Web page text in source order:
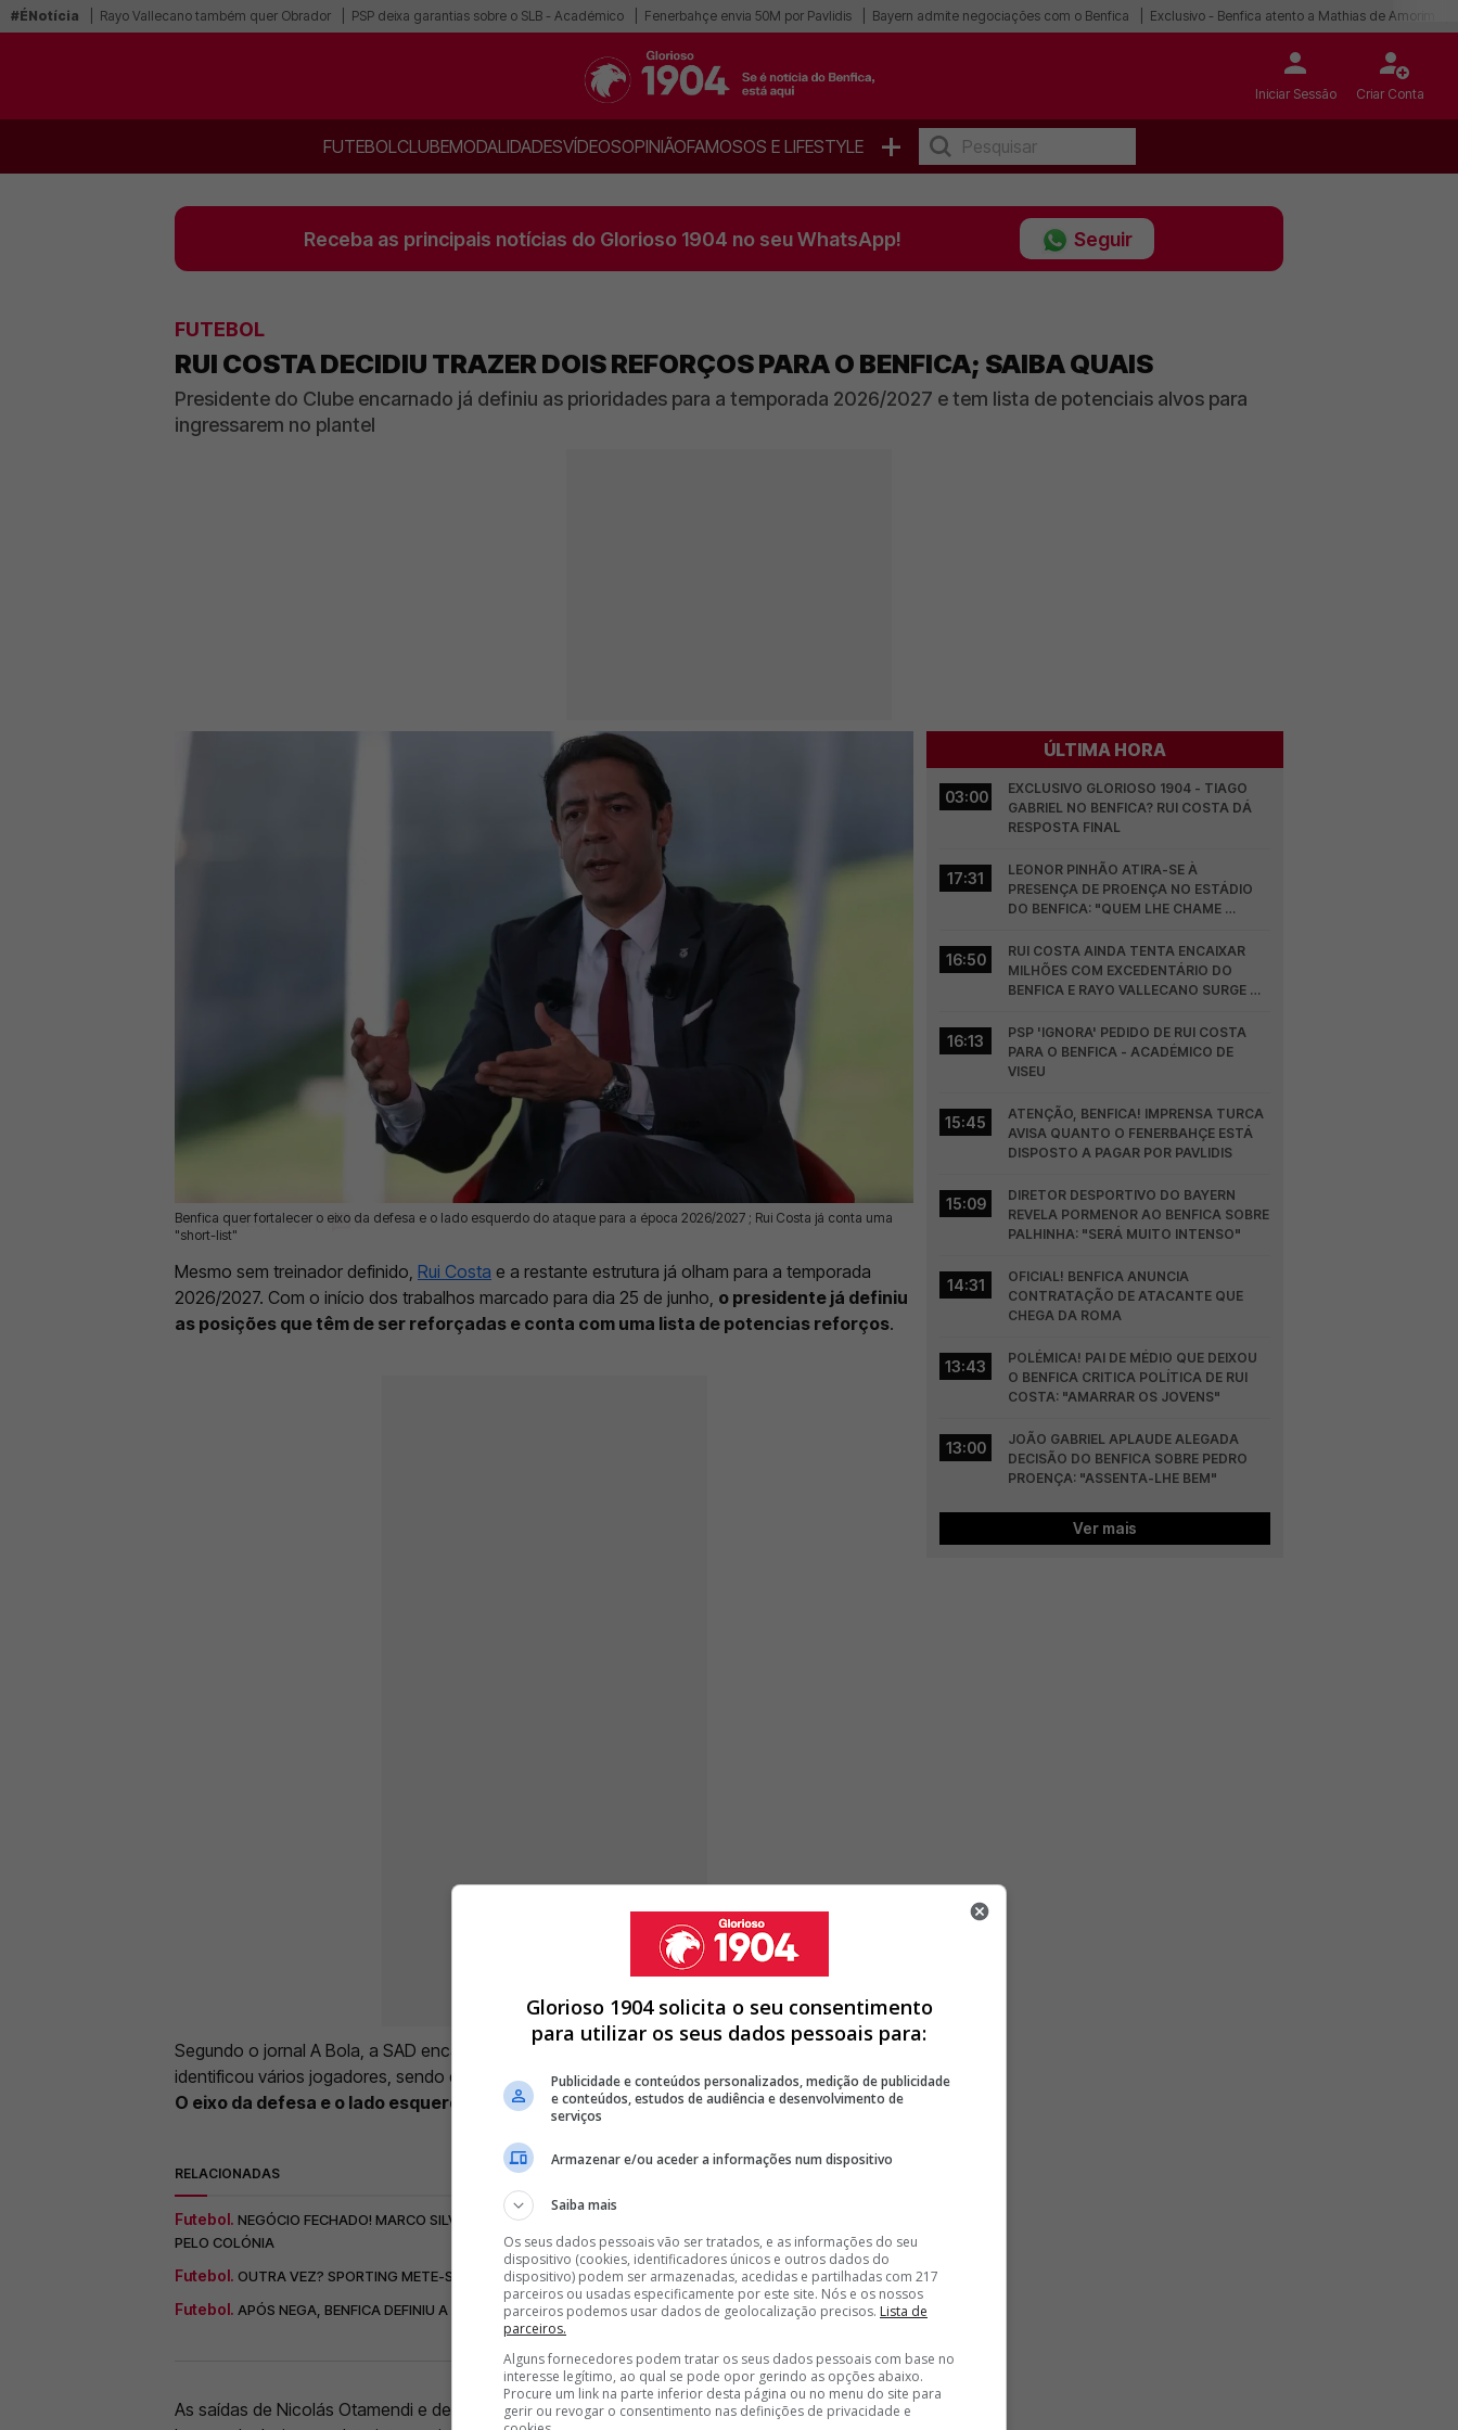
#ÉNotícia Rayo Vallecano também quer Obrador PSP deixa garantias sobre o SLB - Académico Fenerbahçe envia 50M por Pavlidis Bayern admite negociações com o Benfica Exclusivo - Benfica atento a Mathias de Amorim
Iniciar Sessão Criar Conta
FUTEBOLCLUBEMODALIDADESVÍDEOSOPINIÃOFAMOSOS E LIFESTYLE +
Receba as principais notícias do Glorioso 1904 no seu WhatsApp! Seguir
FUTEBOL
RUI COSTA DECIDIU TRAZER DOIS REFORÇOS PARA O BENFICA; SAIBA QUAIS
Presidente do Clube encarnado já definiu as prioridades para a temporada 2026/2027 e tem lista de potenciais alvos para
ingressarem no plantel
Benfica quer fortalecer o eixo da defesa e o lado esquerdo do ataque para a época 2026/2027 ; Rui Costa já conta uma
"short-list"
05 Jun 2026 | 11:39 | 0
Mesmo sem treinador definido, Rui Costa e a restante estrutura já olham para a temporada
2026/2027. Com o início dos trabalhos marcado para dia 25 de junho, o presidente já definiu
as posições que têm de ser reforçadas e conta com uma lista de potencias reforços.
Segundo o jornal A Bola, a SAD encarnada pretende "dar mais soluções" a Marco Silva e já
identificou vários jogadores, sendo que trabalhará melhor juntamente com o técnico português.
O eixo da defesa e o lado esquerdo do ataque são as prioridades.
RELACIONADAS
Futebol. NEGÓCIO FECHADO! MARCO SILVA ABDICA DE MÉDIO DO BENFICA QUE ESTÁ PRESTES A ASSINAR
PELO COLÓNIA
Futebol. OUTRA VEZ? SPORTING METE-SE NA CORRIDA POR EXTREMO ESPANHOL DESEJADO PELO BENFICA
Futebol. APÓS NEGA, BENFICA DEFINIU A FASQUIA PARA DEIXAR SAIR PAVLIDIS NESTE MERCADO
< >
As saídas de Nicolás Otamendi e de extremo esquerdoSidny Cabralobrigam a reforçar estes
ÚLTIMA HORA
03:00
EXCLUSIVO GLORIOSO 1904 - TIAGO
GABRIEL NO BENFICA? RUI COSTA DÁ
RESPOSTA FINAL
17:31
LEONOR PINHÃO ATIRA-SE À
PRESENÇA DE PROENÇA NO ESTÁDIO
DO BENFICA: "QUEM LHE CHAME
16:50
RUI COSTA AINDA TENTA ENCAIXAR
MILHÕES COM EXCEDENTÁRIO DO
BENFICA E RAYO VALLECANO SURGE NA
16:13
PSP 'IGNORA' PEDIDO DE RUI COSTA
PARA O BENFICA - ACADÉMICO DE
VISEU
15:45
ATENÇÃO, BENFICA! IMPRENSA TURCA
AVISA QUANTO O FENERBAHÇE ESTÁ
DISPOSTO A PAGAR POR PAVLIDIS
15:09
DIRETOR DESPORTIVO DO BAYERN
REVELA PORMENOR AO BENFICA SOBRE
PALHINHA: "SERÁ MUITO INTENSO"
14:31
OFICIAL! BENFICA ANUNCIA
CONTRATAÇÃO DE ATACANTE QUE
CHEGA DA ROMA
13:43
POLÉMICA! PAI DE MÉDIO QUE DEIXOU
O BENFICA CRITICA POLÍTICA DE RUI
COSTA: "AMARRAR OS JOVENS"
13:00
JOÃO GABRIEL APLAUDE ALEGADA
DECISÃO DO BENFICA SOBRE PEDRO
PROENÇA: "ASSENTA-LHE BEM"
Ver mais
Glorioso 1904 solicita o seu consentimento
para utilizar os seus dados pessoais para:
Publicidade e conteúdos personalizados, medição de publicidade
e conteúdos, estudos de audiência e desenvolvimento de
serviços
Armazenar e/ou aceder a informações num dispositivo
Saiba mais
Os seus dados pessoais vão ser tratados, e as informações do seu
dispositivo (cookies, identificadores únicos e outros dados do
dispositivo) podem ser armazenadas, acedidas e partilhadas com 217
parceiros ou usadas especificamente por este site. Nós e os nossos
parceiros podemos usar dados de geolocalização precisos. Lista de
parceiros.
Alguns fornecedores podem tratar os seus dados pessoais com base no
interesse legítimo, ao qual se pode opor gerindo as opções abaixo.
Procure um link na parte inferior desta página ou no menu do site para
gerir ou revogar o consentimento nas definições de privacidade e